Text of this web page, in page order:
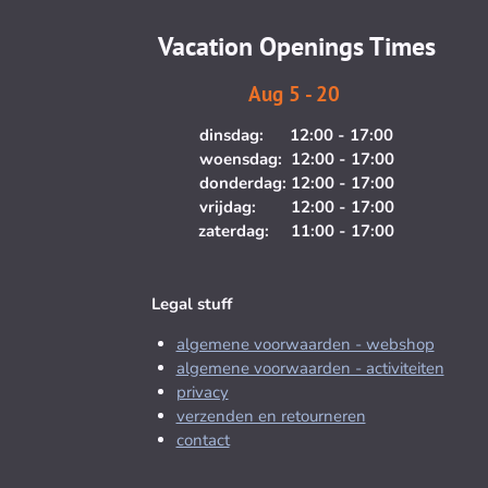
r
m
o
Vacation Openings Times
Aug 5 - 20
dinsdag: 12:00 - 17:00
woensdag: 12:00 - 17:00
donderdag: 12:00 - 17:00
vrijdag: 12:00 - 17:00
zaterdag: 11:00 - 17:00
Legal stuff
algemene voorwaarden - webshop
algemene voorwaarden - activiteiten
privacy
verzenden en retourneren
contact